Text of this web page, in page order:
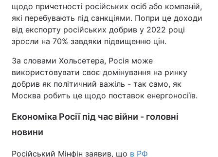
щодо причетності російських осіб або компаній,
які перебувають під санкціями. Попри це доходи
від експорту російських добрив у 2022 році
зросли на 70% завдяки підвищенню цін.
За словами Хольсетера, Росія може
використовувати своє домінування на ринку
добрив як політичний важіль - так само, як
Москва робить це щодо поставок енергоносіїв.
Економіка Росії під час війни - головні
новини
Російський Мінфін заявив, що в РФ